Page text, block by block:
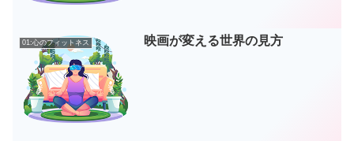
01:心のフィットネス 映画が変える世界の見方